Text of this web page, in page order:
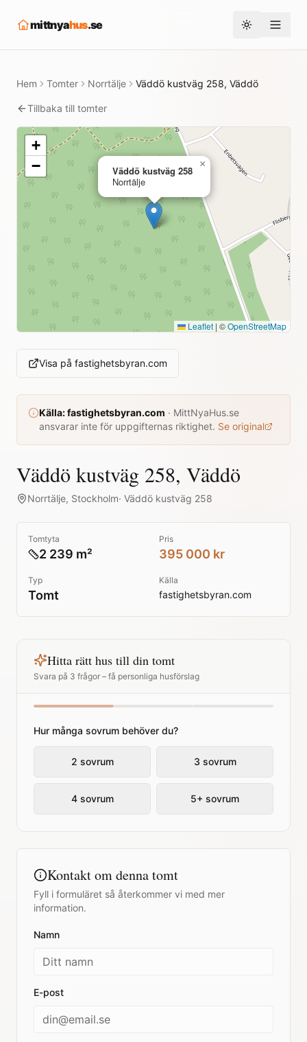
mittnyahus.se Toggle theme
Hem Tomter Norrtälje Väddö kustväg 258, Väddö
Tillbaka till tomter
Väddö kustväg 258
Norrtälje
×
+
−
Leaflet | ©OpenStreetMap
Visa på fastighetsbyran.com
Källa:fastighetsbyran.com · MittNyaHus.se
ansvarar inte för uppgifternas riktighet. Se original
Väddö kustväg 258, Väddö
Norrtälje, Stockholm· Väddö kustväg 258
Tomtyta
2 239 m²
Pris
395 000 kr
Typ
Tomt
Källa
fastighetsbyran.com
Hitta rätt hus till din tomt
Svara på 3 frågor – få personliga husförslag
Hur många sovrum behöver du?
2 sovrum 3 sovrum
4 sovrum 5+ sovrum
Kontakt om denna tomt
Fyll i formuläret så återkommer vi med mer
information.
Namn
E-post